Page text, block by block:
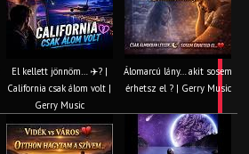
El kellett jönnöm… ✈️? |
California csak álom volt |
Gerry Music
Álomarcú lány… akit sosem
érhetsz el ? | Gerry Music